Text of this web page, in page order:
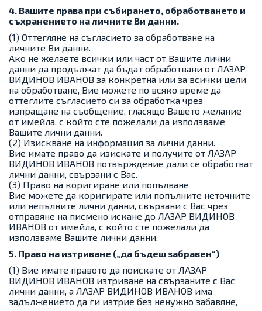
4. Вашите права при събирането, обработването и
съхранението на личните Ви данни.
(1) Оттегляне на съгласието за обработване на
личните Ви данни.
Ако не желаете всички или част от Вашите лични
данни да продължат да бъдат обработвани от ЛАЗАР
ВИДИНОВ ИВАНОВ за конкретна или за всички цели
на обработване, Вие можете по всяко време да
оттеглите съгласието си за обработка чрез
изпращане на съобщение, гласящо Вашето желание
от имейла, с който сте пожелали да използваме
Вашите лични данни.
(2) Изискване на информация за лични данни.
Вие имате право да изискате и получите от ЛАЗАР
ВИДИНОВ ИВАНОВ потвърждение дали се обработват
лични данни, свързани с Вас.
(3) Право на коригиране или попълване
Вие можете да коригирате или попълните неточните
или непълните лични данни, свързани с Вас чрез
отправяне на писмено искане до ЛАЗАР ВИДИНОВ
ИВАНОВ от имейла, с който сте пожелали да
използваме Вашите лични данни.
5. Право на изтриване („да бъдеш забравен“)
(1) Вие имате правото да поискате от ЛАЗАР
ВИДИНОВ ИВАНОВ изтриване на свързаните с Вас
лични данни, а ЛАЗАР ВИДИНОВ ИВАНОВ има
задължението да ги изтрие без ненужно забавяне,